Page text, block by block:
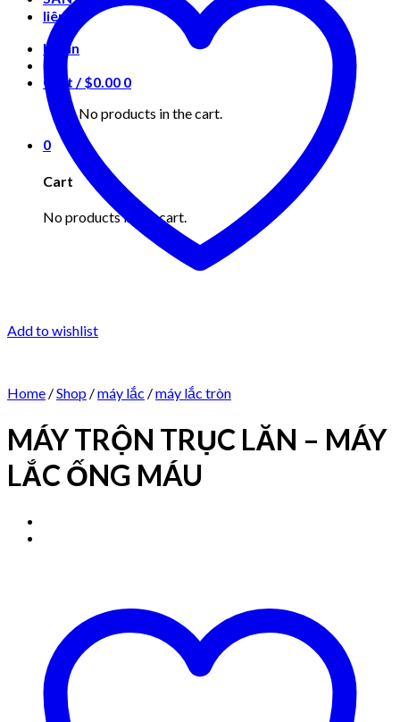
liên hệ
Login
Cart /$0.00 0
No products in the cart.
0
Cart
No products in the cart.
Add to wishlist
Home /Shop /máy lắc /máy lắc tròn
MÁY TRỘN TRỤC LĂN – MÁY
LẮC ỐNG MÁU